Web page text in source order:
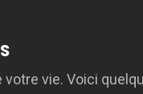
vie. Voici